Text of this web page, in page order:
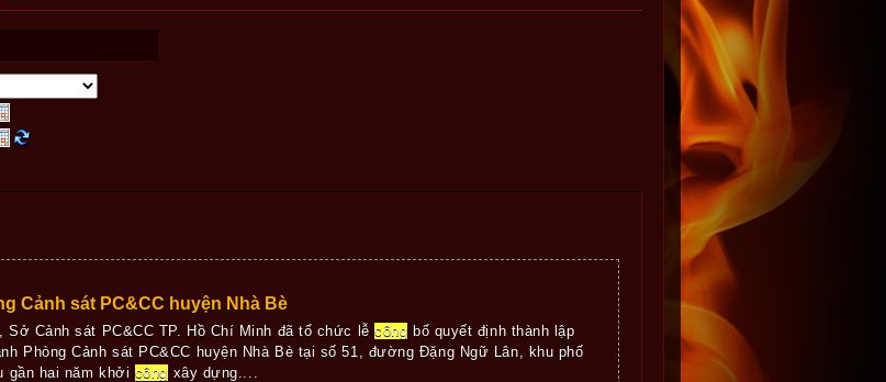
Cảnh sát PC&CC huyện Nhà Bè
Sở Cảnh sát PC&CC TP. Hồ Chí Minh đã tổ chức lễcông bố quyết định thành lập
Phòng Cảnh sát PC&CC huyện Nhà Bè tại số 51, đường Đặng Ngữ Lân, khu phố
gần hai năm khởi công xây dựng....